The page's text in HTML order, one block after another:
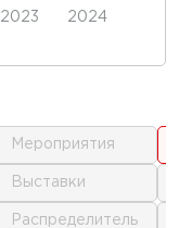
2023
2024
мероприятия
выставки
распределитель